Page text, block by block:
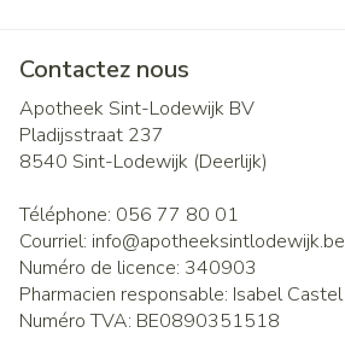
Contactez nous
Apotheek Sint-Lodewijk BV
Pladijsstraat 237
8540 Sint-Lodewijk (Deerlijk)
Téléphone: 056 77 80 01
Courriel: info@apotheeksintlodewijk.be
Numéro de licence: 340903
Pharmacien responsable: Isabel Castel
Numéro TVA: BE0890351518